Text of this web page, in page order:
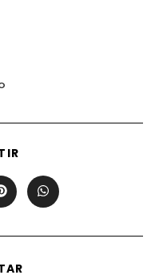
CONTENT
Opens
in
window
Opens
in
window